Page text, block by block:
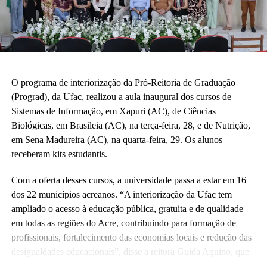
O programa de interiorização da Pró-Reitoria de Graduação
(Prograd), da Ufac, realizou a aula inaugural dos cursos de
Sistemas de Informação, em Xapuri (AC), de Ciências
Biológicas, em Brasileia (AC), na terça-feira, 28, e de Nutrição,
em Sena Madureira (AC), na quarta-feira, 29. Os alunos
receberam kits estudantis.
Com a oferta desses cursos, a universidade passa a estar em 16
dos 22 municípios acreanos. “A interiorização da Ufac tem
ampliado o acesso à educação pública, gratuita e de qualidade
em todas as regiões do Acre, contribuindo para formação de
profissionais, fortalecimento das economias locais e redução das
desigualdades educacionais”, disse a reitora Guida Aquino, que